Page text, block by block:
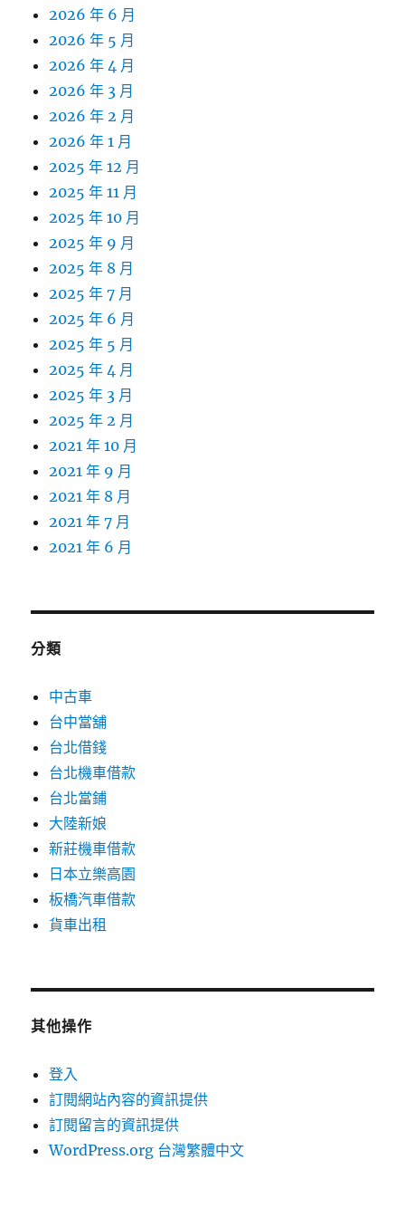
2026 年 6 月
2026 年 5 月
2026 年 4 月
2026 年 3 月
2026 年 2 月
2026 年 1 月
2025 年 12 月
2025 年 11 月
2025 年 10 月
2025 年 9 月
2025 年 8 月
2025 年 7 月
2025 年 6 月
2025 年 5 月
2025 年 4 月
2025 年 3 月
2025 年 2 月
2021 年 10 月
2021 年 9 月
2021 年 8 月
2021 年 7 月
2021 年 6 月
分類
中古車
台中當舖
台北借錢
台北機車借款
台北當鋪
大陸新娘
新莊機車借款
日本立樂高園
板橋汽車借款
貨車出租
其他操作
登入
訂閱網站內容的資訊提供
訂閱留言的資訊提供
WordPress.org 台灣繁體中文